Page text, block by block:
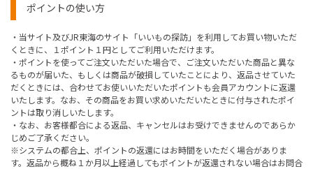
ポイントの使い方
・当サイト及びJR東海のサイト「いいもの探訪」を利用してお買い物いただ
くときに、１ポイント１円としてご利用いただけます。
・ポイントを使ってご注文いただいた場合で、ご注文いただいた商品と異な
るものが届いた、もしくは商品が破損していたことにより、返品させていた
だくときには、合わせてお使いいただいたポイントも会員アカウントに返還
いたします。なお、その商品をお買い求めいただいたときに付与されたポイ
ントは取り消しいたします。
・なお、お客様都合による返品、キャンセルはお受けできませんのであらか
じめご了承ください。
※システムの都合上、ポイントの返還にはお時間をいただく場合がありま
す。返品から概ね１か月以上経過してもポイントが返還されない場合はお問合